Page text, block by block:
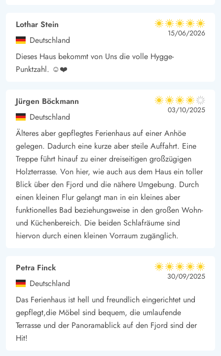
Lothar Stein
Deutschland
5 von 5
5 von 5
5 out of 5
15/06/2026
Dieses Haus bekommt von Uns die volle Hygge-
Punktzahl. ☺️❤️
Jürgen Böckmann
Deutschland
4 von 5
4 von 5
4 out of 5
03/10/2025
Älteres aber gepflegtes Ferienhaus auf einer Anhöe
gelegen. Dadurch eine kurze aber steile Auffahrt. Eine
Treppe führt hinauf zu einer dreiseitigen großzügigen
Holzterrasse. Von hier, wie auch aus dem Haus ein toller
Blick über den Fjord und die nähere Umgebung. Durch
einen kleinen Flur gelangt man in ein kleines aber
funktionelles Bad beziehungsweise in den großen Wohn-
und Küchenbereich. Die beiden Schlafräume sind
hiervon durch einen kleinen Vorraum zugänglich.
Petra Finck
Deutschland
5 von 5
5 von 5
5 out of 5
30/09/2025
Das Ferienhaus ist hell und freundlich eingerichtet und
gepflegt,die Möbel sind bequem, die umlaufende
Terrasse und der Panoramablick auf den Fjord sind der
Hit!